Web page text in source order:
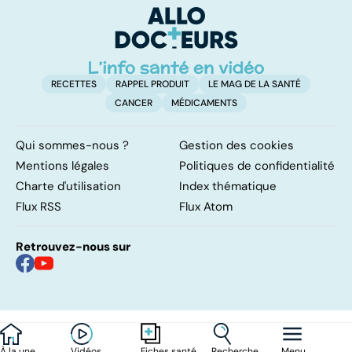
pour l'organisme
RECETTES RAPPEL PRODUIT
LE MAG DE LA SANTÉ
CANCER
MÉDICAMENTS
Qui sommes-nous ?
Gestion des cookies
Mentions légales
Politiques de confidentialité
Charte d'utilisation
Index thématique
Flux RSS
Flux Atom
Retrouvez-nous sur